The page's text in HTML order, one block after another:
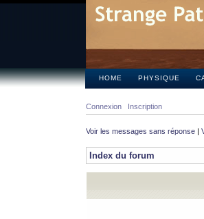
HOME PHYSIQUE
Connexion Inscription
Voir les messages sans réponse |
Index du forum